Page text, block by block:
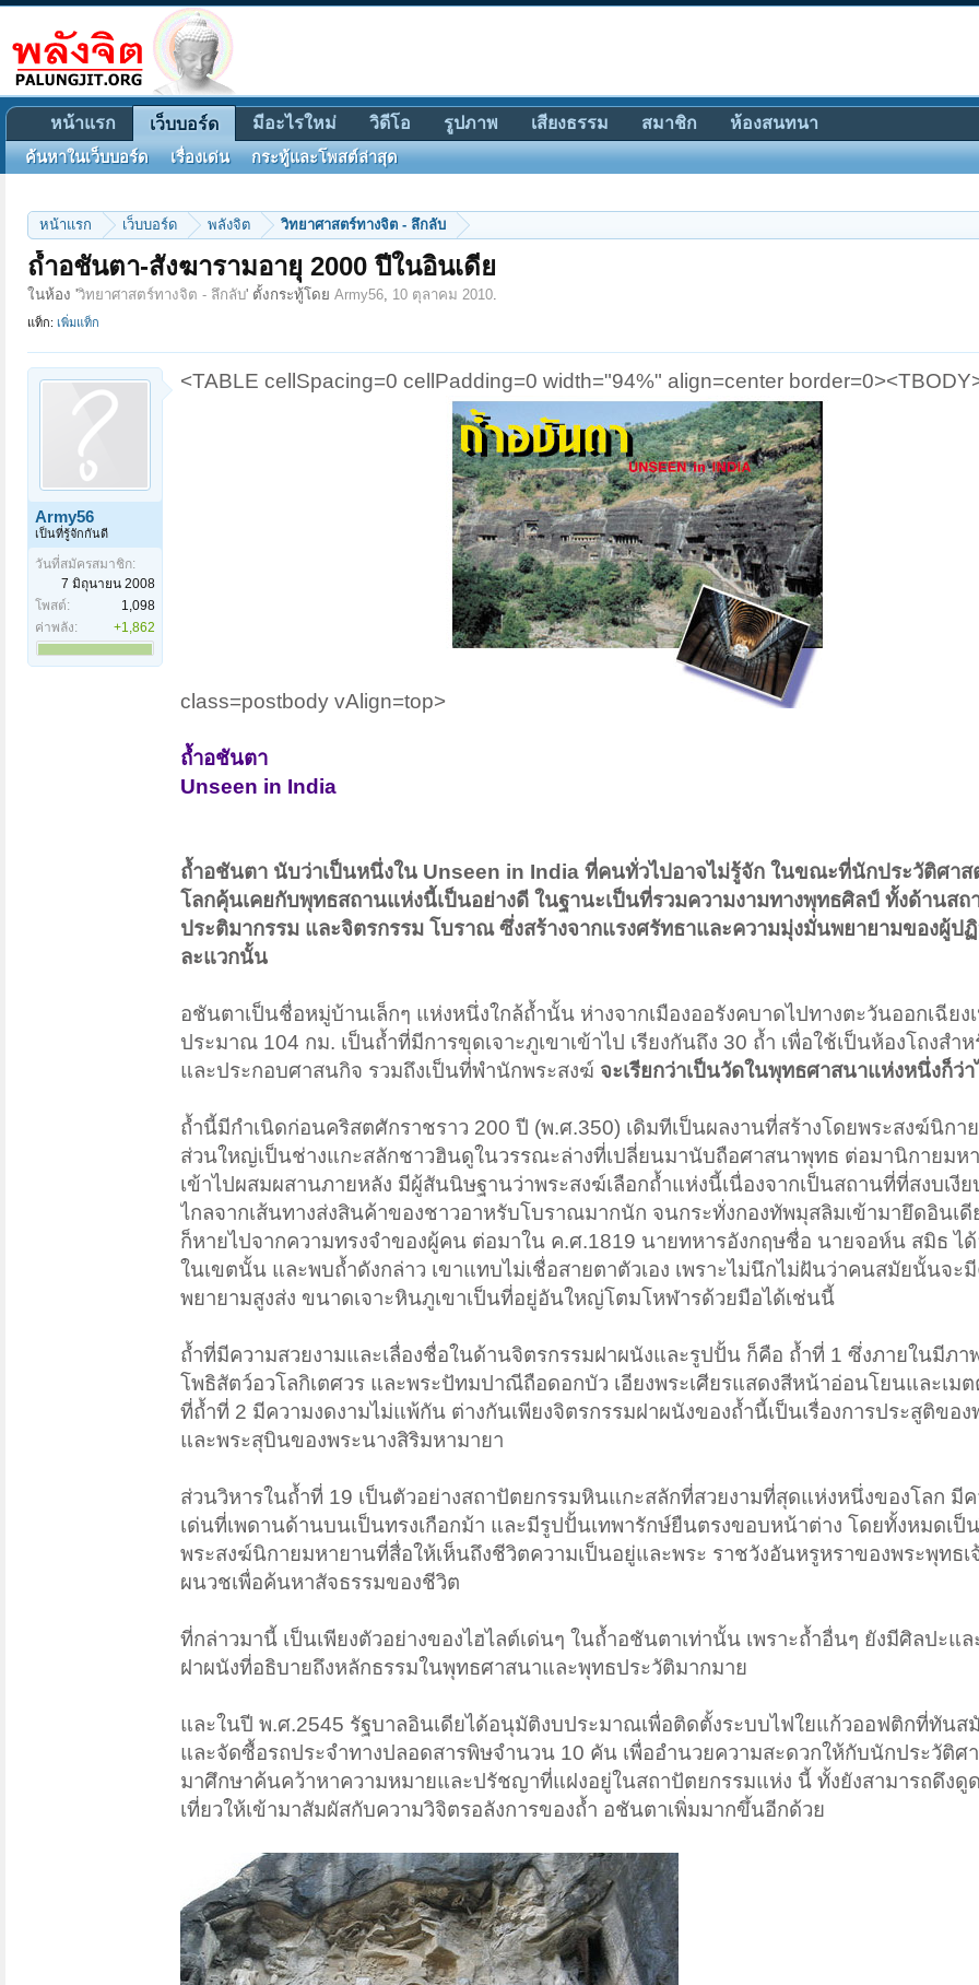
หน้าแรก เว็บบอร์ด พลังจิต วิทยาศาสตร์ทางจิต - ลึกลับ
ถ้ำอชันตา-สังฆารามอายุ 2000 ปีในอินเดีย
ในห้อง 'วิทยาศาสตร์ทางจิต - ลึกลับ' ตั้งกระทู้โดย Army56, 10 ตุลาคม 2010.
แท็ก: เพิ่มแท็ก
Army56
เป็นที่รู้จักกันดี
วันที่สมัครสมาชิก:
7 มิถุนายน 2008
โพสต์:
1,098
ค่าพลัง:
+1,862
<TABLE cellSpacing=0 cellPadding=0 width="94%" align=center
class=postbody vAlign=top>
ถ้ำอชันตา
Unseen in India
ถ้ำอชันตา นับว่าเป็นหนึ่งใน Unseen in India ที่คนทั่วไปอาจไม่รู้จัก ในขณะที่นักประวัติศาส
โลกคุ้นเคยกับพุทธสถานแห่งนี้เป็นอย่างดี ในฐานะเป็นที่รวมความงามทางพุทธศิลป์ ทั้งด้านสถ
ประติมากรรม และจิตรกรรม โบราณ ซึ่งสร้างจากแรงศรัทธาและความมุ่งมั่นพยายามของผู้ป
ละแวกนั้น
อชันตาเป็นชื่อหมู่บ้านเล็กๆ แห่งหนึ่งใกล้ถ้ำนั้น ห่างจากเมืองออรังคบาดไปทางตะวันออกเฉียง
ประมาณ 104 กม. เป็นถ้ำที่มีการขุดเจาะภูเขาเข้าไป เรียงกันถึง 30 ถ้ำ เพื่อใช้เป็นห้องโถงสำ
และประกอบศาสนกิจ รวมถึงเป็นที่พำนักพระสงฆ์ จะเรียกว่าเป็นวัดในพุทธศาสนาแห่งหนึ่งก็ว่า
ถ้ำนี้มีกำเนิดก่อนคริสตศักราชราว 200 ปี (พ.ศ.350) เดิมทีเป็นผลงานที่สร้างโดยพระสงฆ์นิกา
ส่วนใหญ่เป็นช่างแกะสลักชาวฮินดูในวรรณะล่างที่เปลี่ยนมานับถือศาสนาพุทธ ต่อมานิกายมหา
เข้าไปผสมผสานภายหลัง มีผู้สันนิษฐานว่าพระสงฆ์เลือกถ้ำแห่งนี้เนื่องจากเป็นสถานที่ที่สงบเงี
ไกลจากเส้นทางส่งสินค้าของชาวอาหรับโบราณมากนัก จนกระทั่งกองทัพมุสลิมเข้ามายึดอินเ
ก็หายไปจากความทรงจำของผู้คน ต่อมาใน ค.ศ.1819 นายทหารอังกฤษชื่อ นายจอห์น สมิธ ไ
ในเขตนั้น และพบถ้ำดังกล่าว เขาแทบไม่เชื่อสายตาตัวเอง เพราะไม่นึกไม่ฝันว่าคนสมัยนั้นจะ
พยายามสูงส่ง ขนาดเจาะหินภูเขาเป็นที่อยู่อันใหญ่โตมโหฬารด้วยมือได้เช่นนี้
ถ้ำที่มีความสวยงามและเลื่องชื่อในด้านจิตรกรรมฝาผนังและรูปปั้น ก็คือ ถ้ำที่ 1 ซึ่งภายในมีภา
โพธิสัตว์อวโลกิเตศวร และพระปัทมปาณีถือดอกบัว เอียงพระเศียรแสดงสีหน้าอ่อนโยนและเม
ที่ถ้ำที่ 2 มีความงดงามไม่แพ้กัน ต่างกันเพียงจิตรกรรมฝาผนังของถ้ำนี้เป็นเรื่องการประสูติขอ
และพระสุบินของพระนางสิริมหามายา
ส่วนวิหารในถ้ำที่ 19 เป็นตัวอย่างสถาปัตยกรรมหินแกะสลักที่สวยงามที่สุดแห่งหนึ่งของโลก มี
เด่นที่เพดานด้านบนเป็นทรงเกือกม้า และมีรูปปั้นเทพารักษ์ยืนตรงขอบหน้าต่าง โดยทั้งหมดเป็
พระสงฆ์นิกายมหายานที่สื่อให้เห็นถึงชีวิตความเป็นอยู่และพระ ราชวังอันหรูหราของพระพุทธเ
ผนวชเพื่อค้นหาสัจธรรมของชีวิต
ที่กล่าวมานี้ เป็นเพียงตัวอย่างของไฮไลต์เด่นๆ ในถ้ำอชันตาเท่านั้น เพราะถ้ำอื่นๆ ยังมีศิลปะแ
ฝาผนังที่อธิบายถึงหลักธรรมในพุทธศาสนาและพุทธประวัติมากมาย
และในปี พ.ศ.2545 รัฐบาลอินเดียได้อนุมัติงบประมาณเพื่อติดตั้งระบบไฟใยแก้วออฟติกที่ทันส
และจัดซื้อรถประจำทางปลอดสารพิษจำนวน 10 คัน เพื่ออำนวยความสะดวกให้กับนักประวัติศ
มาศึกษาค้นคว้าหาความหมายและปรัชญาที่แฝงอยู่ในสถาปัตยกรรมแห่ง นี้ ทั้งยังสามารถดึงดู
เที่ยวให้เข้ามาสัมผัสกับความวิจิตรอลังการของถ้ำ อชันตาเพิ่มมากขึ้นอีกด้วย
หน้าแรก เว็บบอร์ด
ค้นหาในเว็บบอร์ด เรื่องเด่น กระทู้และโพสต์ล่าสุด
มีอะไรใหม่ วิดีโอ รูปภาพ เสียงธรรม สมาชิก ห้องสนทนา